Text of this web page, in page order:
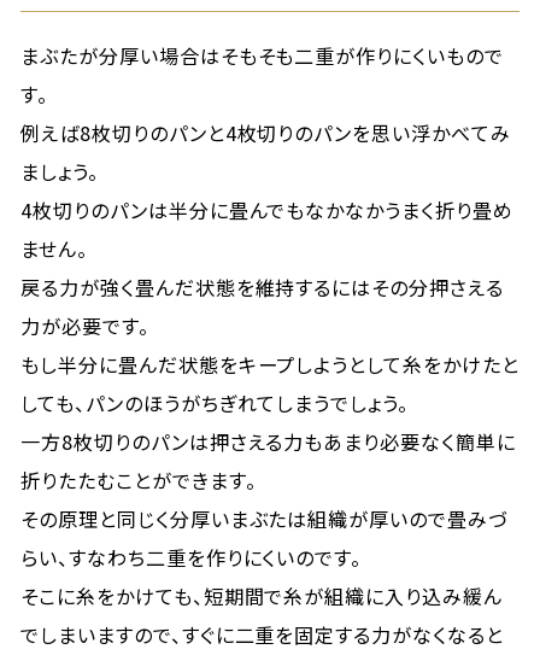
まぶたが分厚い場合はそもそも二重が作りにくいもので
す。
例えば8枚切りのパンと4枚切りのパンを思い浮かべてみ
ましょう。
4枚切りのパンは半分に畳んでもなかなかうまく折り畳め
ません。
戻る力が強く畳んだ状態を維持するにはその分押さえる
力が必要です。
もし半分に畳んだ状態をキープしようとして糸をかけたと
しても、パンのほうがちぎれてしまうでしょう。
一方8枚切りのパンは押さえる力もあまり必要なく簡単に
折りたたむことができます。
その原理と同じく分厚いまぶたは組織が厚いので畳みづ
らい、すなわち二重を作りにくいのです。
そこに糸をかけても、短期間で糸が組織に入り込み緩ん
でしまいますので、すぐに二重を固定する力がなくなると